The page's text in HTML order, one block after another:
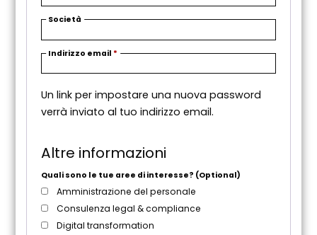
Società
Indirizzo email * R
h
t
o
Un link per impostare una nuova password
verrà inviato al tuo indirizzo email.
Altre informazioni
Quali sono le tue aree di interesse? (Optional)
Amministrazione del personale
Consulenza legal & compliance
Digital transformation